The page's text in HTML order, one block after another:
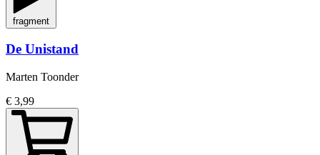
fragment
De Unistand
Marten Toonder
€ 3,99